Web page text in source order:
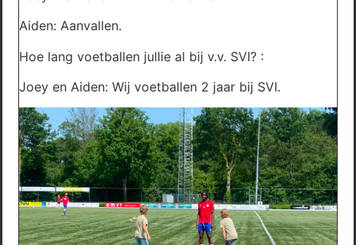
Aiden: Aanvallen.
Hoe lang voetballen jullie al bij v.v. SVI? :
Joey en Aiden: Wij voetballen 2 jaar bij SVI.